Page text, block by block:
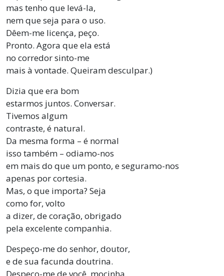
mas tenho que levá-la,
nem que seja para o uso.
Dêem-me licença, peço.
Pronto. Agora que ela está
no corredor sinto-me
mais à vontade. Queiram desculpar.)
Dizia que era bom
estarmos juntos. Conversar.
Tivemos algum
contraste, é natural.
Da mesma forma – é normal
isso também – odiamo-nos
em mais do que um ponto, e seguramo-nos
apenas por cortesia.
Mas, o que importa? Seja
como for, volto
a dizer, de coração, obrigado
pela excelente companhia.
Despeço-me do senhor, doutor,
e de sua facunda doutrina.
Despeço-me de você, mocinha